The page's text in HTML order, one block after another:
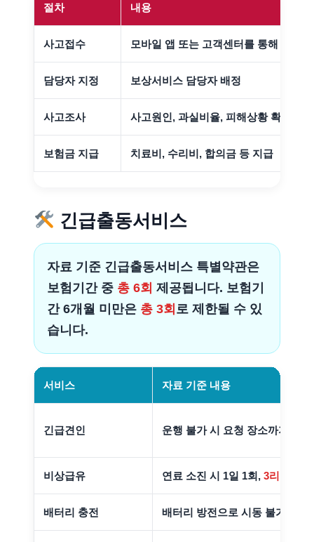
절차 내용
사고접수 모바일 앱 또는 고객센터를 통해 접수
담당자 지정 보상서비스 담당자 배정
사고조사 사고원인, 과실비율, 피해상황 확인
보험금 지급 치료비, 수리비, 합의금 등 지급
긴급출동서비스
자료 기준 긴급출동서비스 특별약관은
보험기간 중 총 6회 제공됩니다. 보험기
간 6개월 미만은 총 3회 로 제한될 수 있
습니다.
서비스 자료 기준 내용
긴급견인 운행 불가 시 요청 장소까지
비상급유 연료 소진 시 1일 1회, 3리터
배터리 충전 배터리 방전으로 시동 불가 시